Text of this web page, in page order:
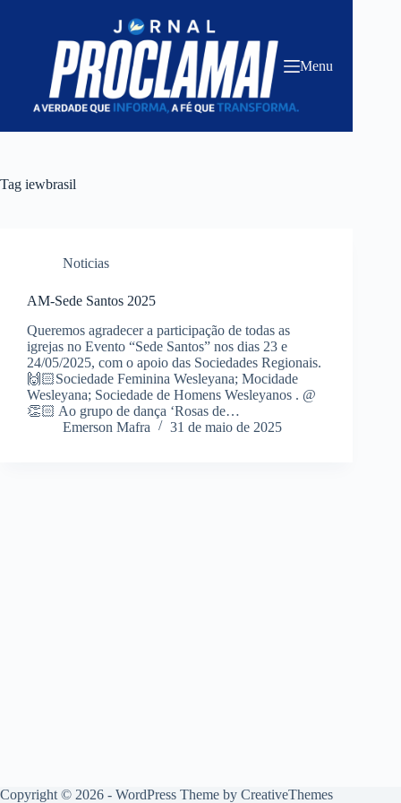
Menu
Tag iewbrasil
Noticias
AM-Sede Santos 2025
Queremos agradecer a participação de todas as
igrejas no Evento “Sede Santos” nos dias 23 e
24/05/2025, com o apoio das Sociedades Regionais.
🙌🏻Sociedade Feminina Wesleyana; Mocidade
Wesleyana; Sociedade de Homens Wesleyanos . @
👏🏻 Ao grupo de dança ‘Rosas de…
Emerson Mafra
31 de maio de 2025
Copyright © 2026 - WordPress Theme by CreativeThemes